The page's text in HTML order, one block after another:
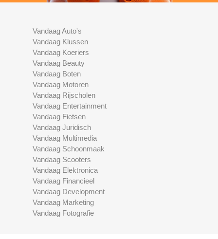
Vandaag Auto's
Vandaag Klussen
Vandaag Koeriers
Vandaag Beauty
Vandaag Boten
Vandaag Motoren
Vandaag Rijscholen
Vandaag Entertainment
Vandaag Fietsen
Vandaag Juridisch
Vandaag Multimedia
Vandaag Schoonmaak
Vandaag Scooters
Vandaag Elektronica
Vandaag Financieel
Vandaag Development
Vandaag Marketing
Vandaag Fotografie